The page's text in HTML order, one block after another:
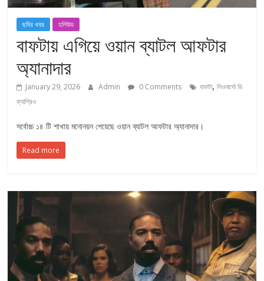
ছবির খবর হলিউড
বাফটায় এগিয়ে ওয়ান ব্যাটল আফটার
অ্যানাদার
January 29, 2026 Admin 0 Comments বাফটা,লিওনার্দো ডি
ক্যাপ্রিও
সর্বোচ্চ ১৪ টি শাখায় মনোনয়ন পেয়েছে ওয়ান ব্যাটল আফটার অ্যানাদার।
Read more